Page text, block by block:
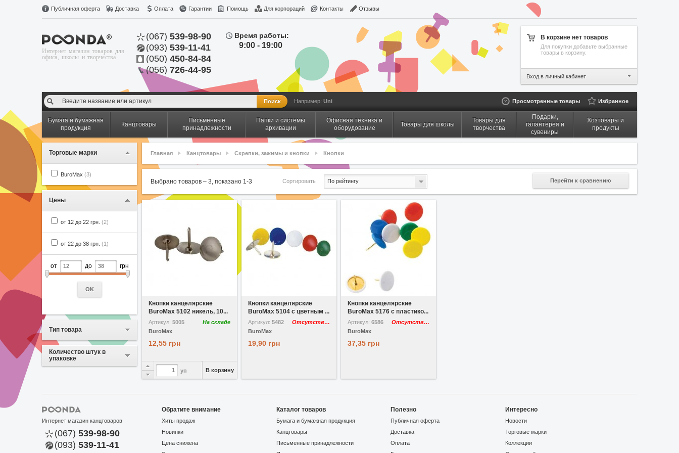
Публичная оферта Доставка Оплата Гарантии Помощь Для корпораций Контакты Отзывы
Интернет магазин товаров для
офиса, школы и творчества
(067) 539-98-90
(093) 539-11-41
(050) 450-84-84
(056) 726-44-95
Время работы:
9:00 - 19:00
В корзине нет товаров
Для покупки добавьте выбранные
товары в корзину.
Вход в личный кабинет
Например: Uni Просмотренные товары Избранное
Бумага и бумажная
продукция
Канцтовары
Письменные
принадлежности
Папки и системы
архивации
Офисная техника и
оборудование
Товары для школы
Товары для
творчества
Подарки,
галантерея и
сувениры
Хозтовары и
продукты
Торговые марки
BuroMax (3)
Цены
от 12 до 22 грн. (2)
от 22 до 38 грн. (1)
от до грн
OK
Тип товара
Количество штук в
упаковке
Главная Канцтовары Скрепки, зажимы и кнопки Кнопки
Выбрано товаров – 3, показано 1-3 Перейти к сравнению
Сортировать По рейтингу
Кнопки канцелярские
BuroMax 5102 никель, 10...
Артикул: 5005
На складе
BuroMax
12,55 грн
уп В корзину
Кнопки канцелярские
BuroMax 5104 с цветным ...
Артикул: 5482
Отсутствует
BuroMax
19,90 грн
В избранное
Кнопки канцелярские
BuroMax 5176 с пластико...
Артикул: 6586
Отсутствует
BuroMax
37,35 грн
Интернет магазин канцтоваров
(067) 539-98-90
(093) 539-11-41
Обратите внимание
Хиты продаж
Новинки
Цена снижена
Каталог товаров
Бумага и бумажная продукция
Канцтовары
Письменные принадлежности
Полезно
Публичная оферта
Доставка
Оплата
Интересно
Новости
Торговые марки
Коллекции